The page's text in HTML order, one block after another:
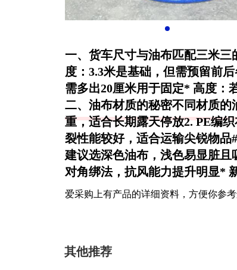
一、货车尺寸与油布匹配三米
度 ：3.3米是基础，但需预留前
需多出20厘米用于固定* 高度 ：
二、油布材质的秘密不同材质的
重，适合长期露天停放2.PE编
裂性能较好，适合运输尖锐物
建议选深色油布，浅色易显脏
对角绑法，抗风能力提升明显*
爱采购上有产品的详细资料，方便你参
其他推荐